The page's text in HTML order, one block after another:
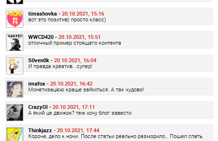
timashovka - 20.10.2021, 15:16
вот это позитив) просто класс)
WWCD420 - 20.10.2021, 15:51
отличный пример стоящего контента
S0ven0k - 20.10.2021, 16:04
И правда креатив...супер!
imafox - 20.10.2021, 16:42
Монетизацією краще займіться. А так чудово!
CrazyOl - 20.10.2021, 17:11
А який це движок? теж хочу блог завести
Thinkjazz - 20.10.2021, 17:44
Короче, дело к ночи. После статьи реально разморило… Пошел спать.